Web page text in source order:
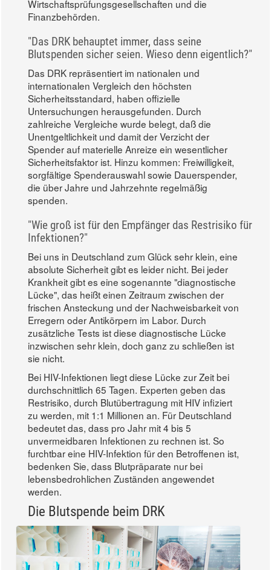
Wirtschaftsprüfungsgesellschaften und die
Finanzbehörden.
"Das DRK behauptet immer, dass seine
Blutspenden sicher seien. Wieso denn eigentlich?"
Das DRK repräsentiert im nationalen und
internationalen Vergleich den höchsten
Sicherheitsstandard, haben offizielle
Untersuchungen herausgefunden. Durch
zahlreiche Vergleiche wurde belegt, daß die
Unentgeltlichkeit und damit der Verzicht der
Spender auf materielle Anreize ein wesentlicher
Sicherheitsfaktor ist. Hinzu kommen: Freiwilligkeit,
sorgfältige Spenderauswahl sowie Dauerspender,
die über Jahre und Jahrzehnte regelmäßig
spenden.
"Wie groß ist für den Empfänger das Restrisiko für
Infektionen?"
Bei uns in Deutschland zum Glück sehr klein, eine
absolute Sicherheit gibt es leider nicht. Bei jeder
Krankheit gibt es eine sogenannte "diagnostische
Lücke", das heißt einen Zeitraum zwischen der
frischen Ansteckung und der Nachweisbarkeit von
Erregern oder Antikörpern im Labor. Durch
zusätzliche Tests ist diese diagnostische Lücke
inzwischen sehr klein, doch ganz zu schließen ist
sie nicht.
Bei HIV-Infektionen liegt diese Lücke zur Zeit bei
durchschnittlich 65 Tagen. Experten geben das
Restrisiko, durch Blutübertragung mit HIV infiziert
zu werden, mit 1:1 Millionen an. Für Deutschland
bedeutet das, dass pro Jahr mit 4 bis 5
unvermeidbaren Infektionen zu rechnen ist. So
furchtbar eine HIV-Infektion für den Betroffenen ist,
bedenken Sie, dass Blutpräparate nur bei
lebensbedrohlichen Zuständen angewendet
werden.
Die Blutspende beim DRK